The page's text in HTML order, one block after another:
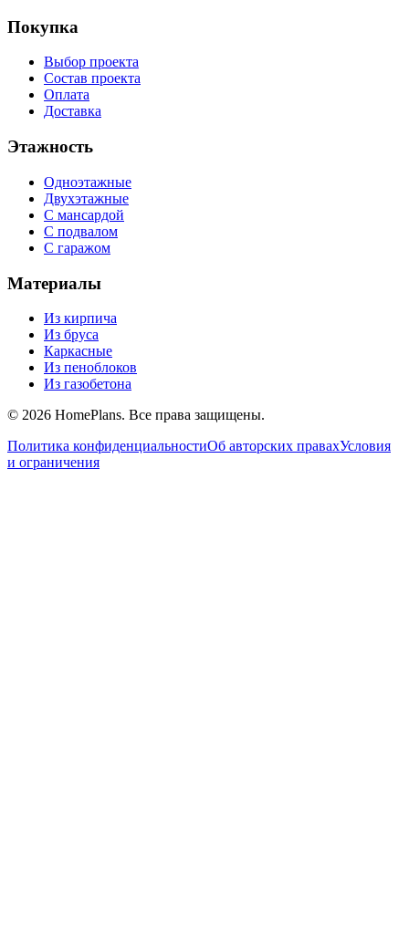
Покупка
Выбор проекта
Состав проекта
Оплата
Доставка
Этажность
Одноэтажные
Двухэтажные
С мансардой
С подвалом
С гаражом
Материалы
Из кирпича
Из бруса
Каркасные
Из пеноблоков
Из газобетона
© 2026 HomePlans. Все права защищены.
Политика конфиденциальностиОб авторских правахУсловия
и ограничения